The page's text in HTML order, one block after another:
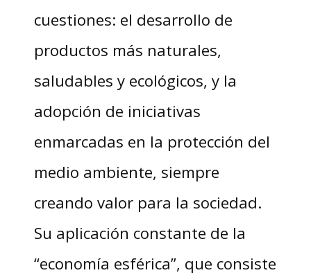
cuestiones: el desarrollo de
productos más naturales,
saludables y ecológicos, y la
adopción de iniciativas
enmarcadas en la protección del
medio ambiente, siempre
creando valor para la sociedad.
Su aplicación constante de la
“economía esférica”, que consiste